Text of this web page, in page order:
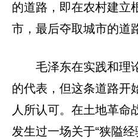
的道路，即在农村建立
市，最后夺取城市的道
毛泽东在实践和理
的代表，但这条道路开
人所认可。在土地革命
发生过一场关于“狭隘